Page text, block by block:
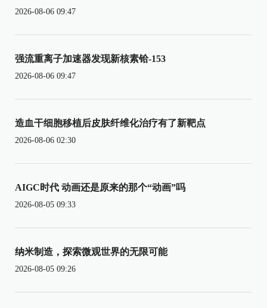
2026-08-06 09:47
强流重离子加速器发现新核素铪-153
2026-08-06 09:47
造血干细胞移植后皮肤纤维化治疗有了新靶点
2026-08-06 02:30
AIGC时代 动画还是原来的那个“动画”吗
2026-08-05 09:33
纳米制造，探索微观世界的无限可能
2026-08-05 09:26